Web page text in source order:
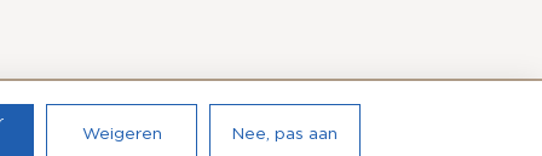
Weigeren Nee, pas aan